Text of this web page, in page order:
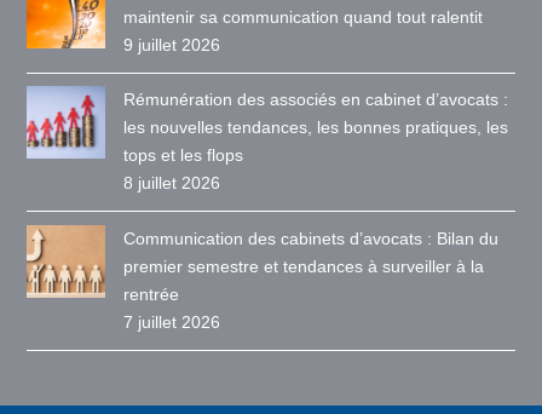
maintenir sa communication quand tout ralentit
9 juillet 2026
Rémunération des associés en cabinet d’avocats :
les nouvelles tendances, les bonnes pratiques, les
tops et les flops
8 juillet 2026
Communication des cabinets d’avocats : Bilan du
premier semestre et tendances à surveiller à la
rentrée
7 juillet 2026